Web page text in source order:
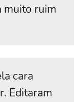
muito ruim
cara
Editaram